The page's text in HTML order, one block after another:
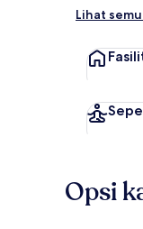
Lihat
Opsi